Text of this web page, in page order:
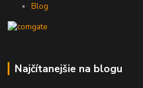
Blog
Najčítanejšie na blogu